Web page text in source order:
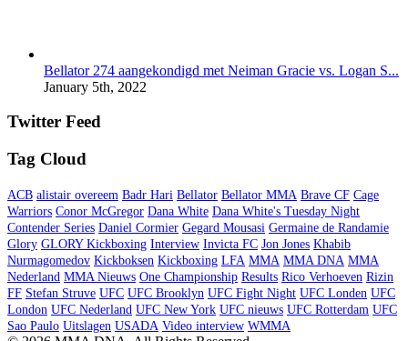
Bellator 274 aangekondigd met Neiman Gracie vs. Logan S...
January 5th, 2022
Twitter Feed
Tag Cloud
ACB alistair overeem Badr Hari Bellator Bellator MMA Brave CF Cage
Warriors Conor McGregor Dana White Dana White's Tuesday Night
Contender Series Daniel Cormier Gegard Mousasi Germaine de Randamie
Glory GLORY Kickboxing Interview Invicta FC Jon Jones Khabib
Nurmagomedov Kickboksen Kickboxing LFA MMA MMA DNA MMA
Nederland MMA Nieuws One Championship Results Rico Verhoeven Rizin
FF Stefan Struve UFC UFC Brooklyn UFC Fight Night UFC Londen UFC
London UFC Nederland UFC New York UFC nieuws UFC Rotterdam UFC
Sao Paulo Uitslagen USADA Video interview WMMA